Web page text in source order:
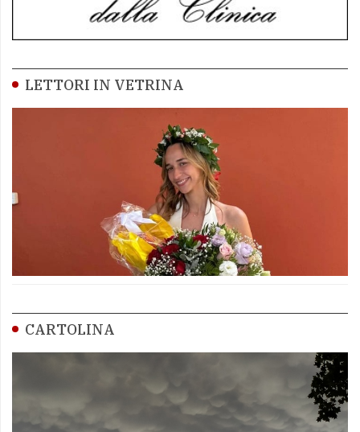
LETTORI IN VETRINA
CARTOLINA